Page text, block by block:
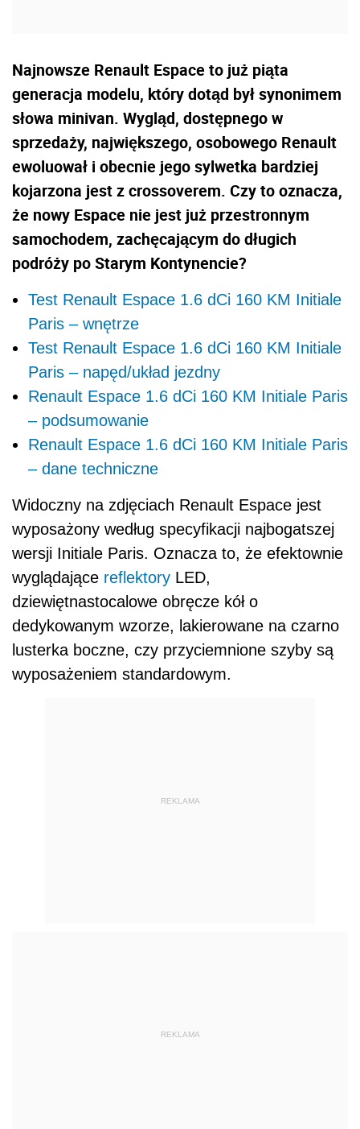
Najnowsze Renault Espace to już piąta
generacja modelu, który dotąd był synonimem
słowa minivan. Wygląd, dostępnego w
sprzedaży, największego, osobowego Renault
ewoluował i obecnie jego sylwetka bardziej
kojarzona jest z crossoverem. Czy to oznacza,
że nowy Espace nie jest już przestronnym
samochodem, zachęcającym do długich
podróży po Starym Kontynencie?
Test Renault Espace 1.6 dCi 160 KM Initiale
Paris – wnętrze
Test Renault Espace 1.6 dCi 160 KM Initiale
Paris – napęd/układ jezdny
Renault Espace 1.6 dCi 160 KM Initiale Paris
– podsumowanie
Renault Espace 1.6 dCi 160 KM Initiale Paris
– dane techniczne
Widoczny na zdjęciach Renault Espace jest
wyposażony według specyfikacji najbogatszej
wersji Initiale Paris. Oznacza to, że efektownie
wyglądające reflektory LED,
dziewiętnastocalowe obręcze kół o
dedykowanym wzorze, lakierowane na czarno
lusterka boczne, czy przyciemnione szyby są
wyposażeniem standardowym.
REKLAMA
REKLAMA